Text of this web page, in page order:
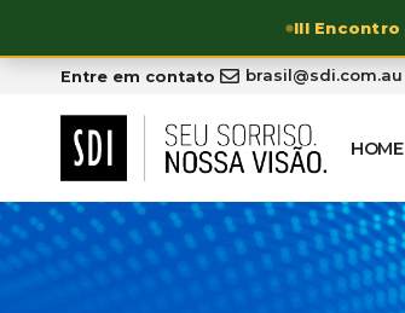
III Encontro
Entre em contato brasil@sdi.com.au
HOME